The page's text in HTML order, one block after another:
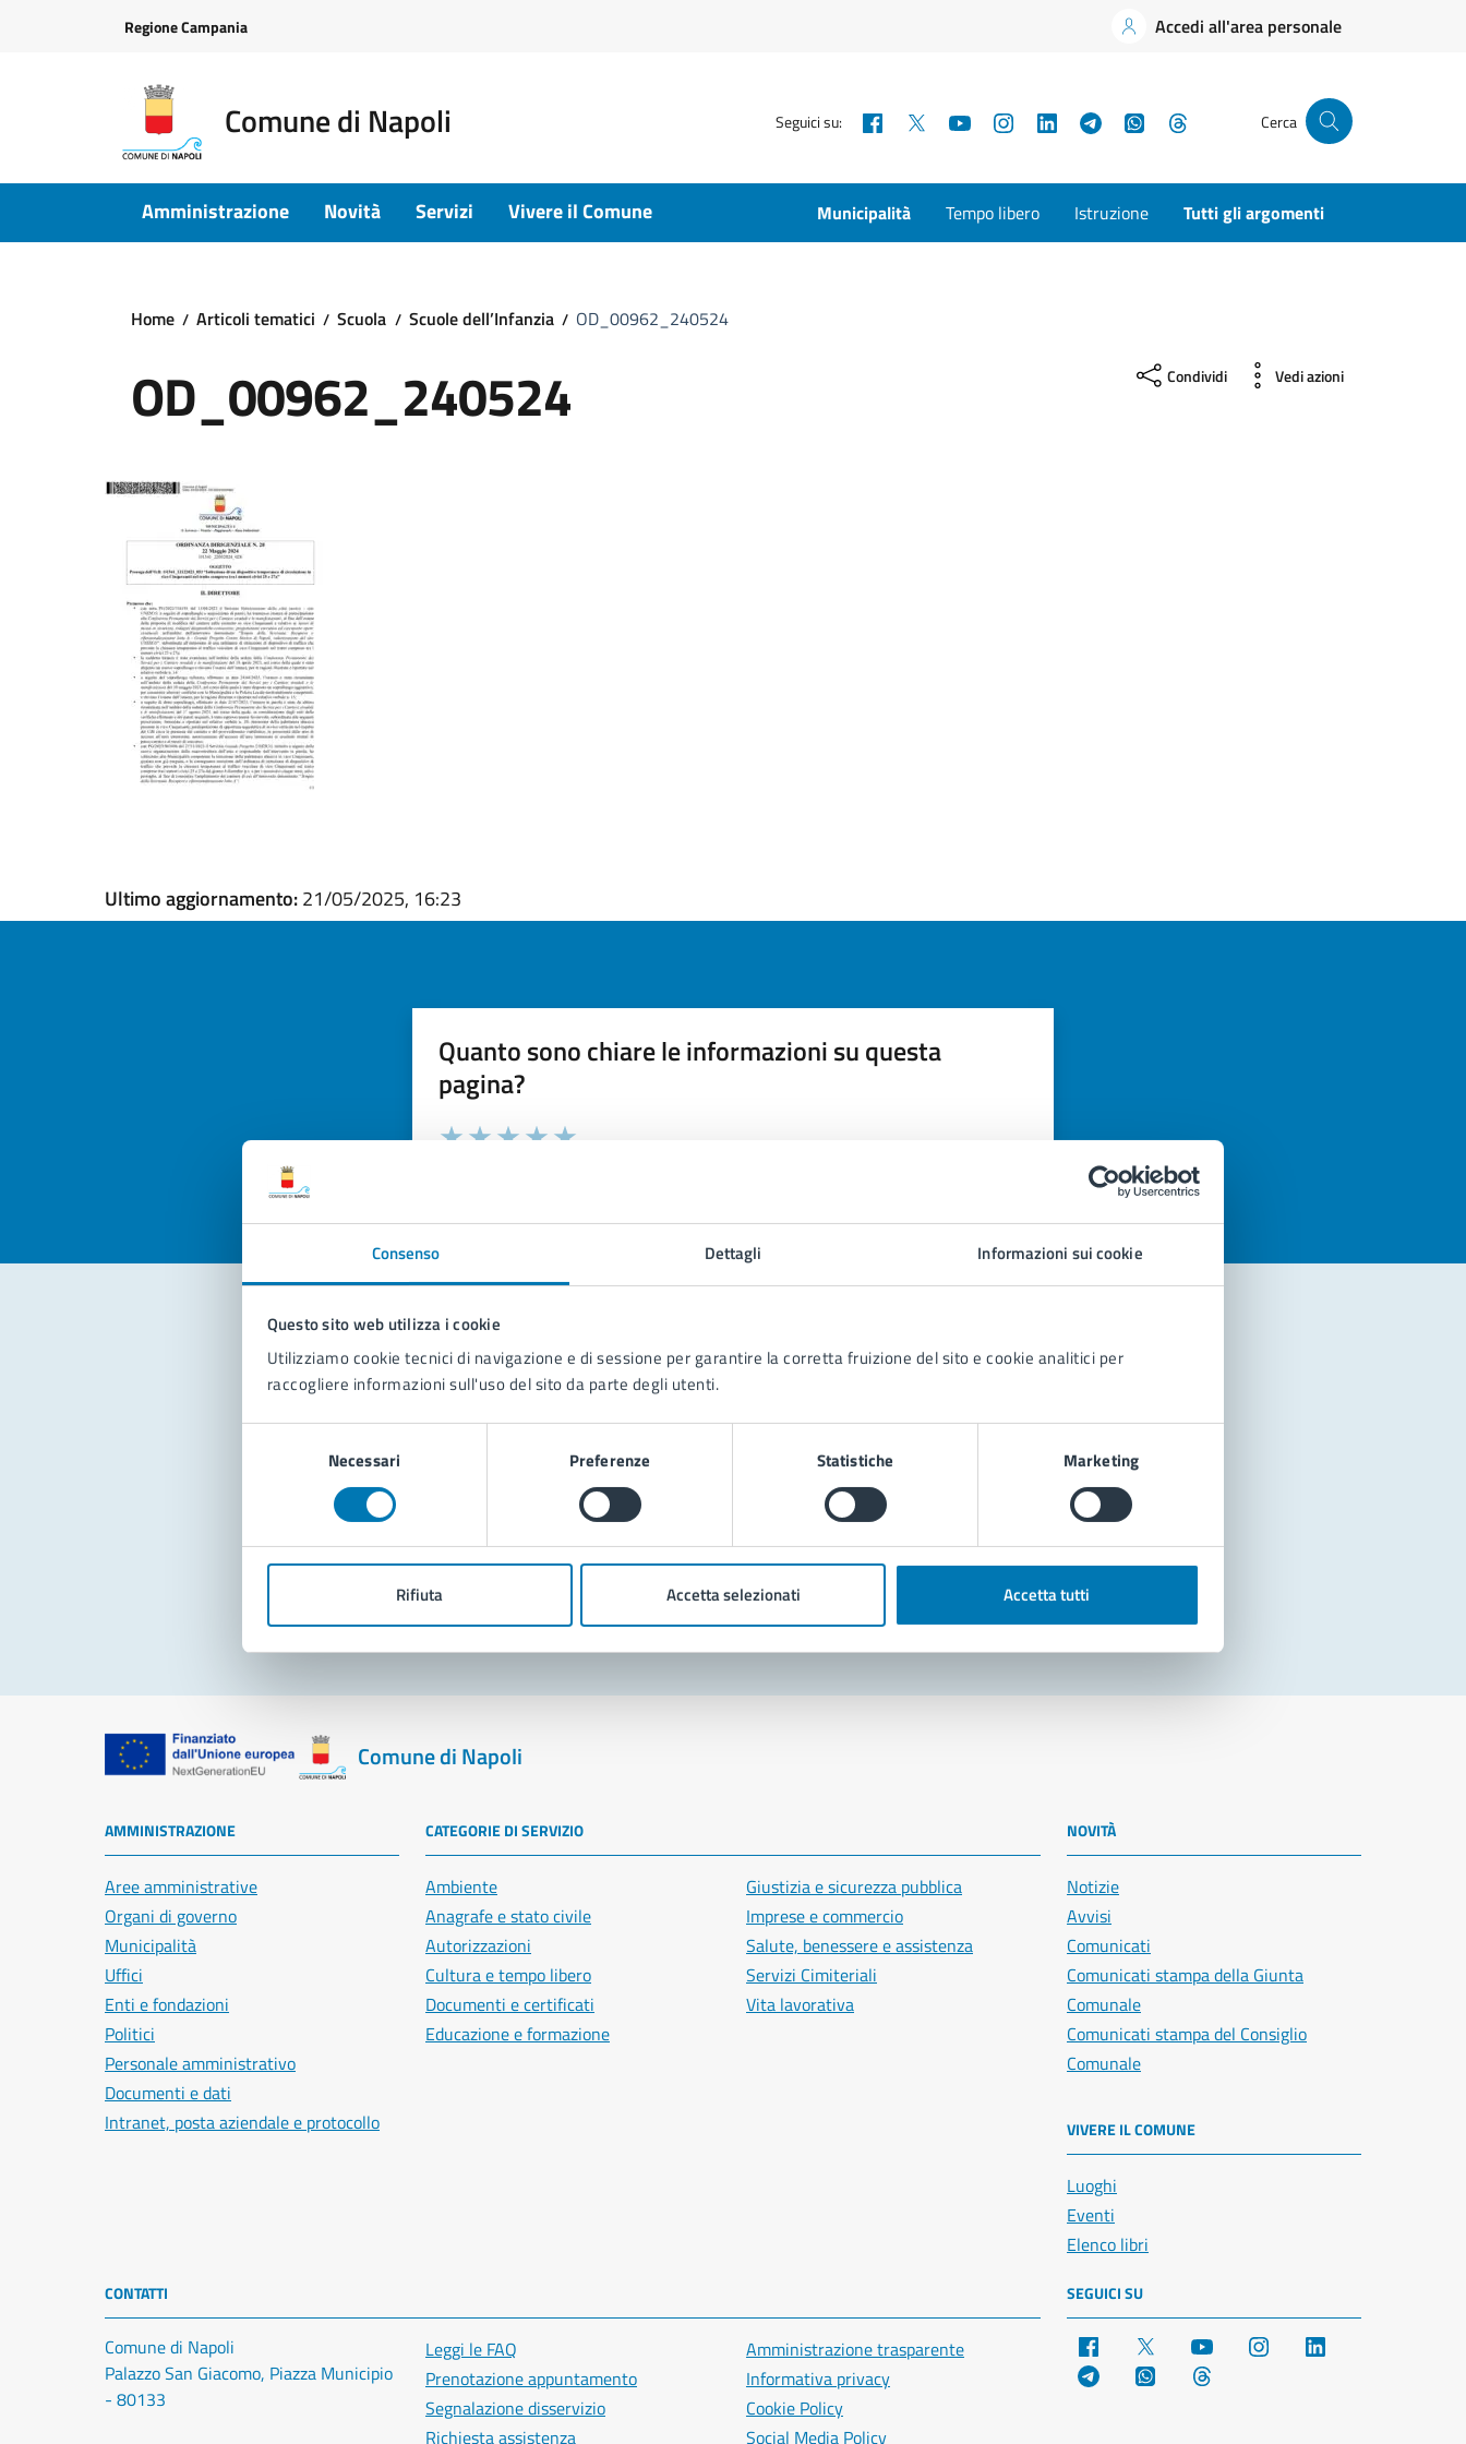
Consenso Dettagli Informazioni sui cookie
Questo sito web utilizza i cookie
Utilizziamo cookie tecnici di navigazione e di sessione per garantire la corretta fruizione del sito e cookie analitici per
raccogliere informazioni sull'uso del sito da parte degli utenti.
Necessari Preferenze Statistiche Marketing
Rifiuta Accetta selezionati Accetta tutti
Regione Campania Accedi all'area personale
Comune di Napoli Seguici su: Facebook YouTubeInstagramLinkedInTelegramWhatsApp Cerca
Amministrazione Novità Servizi Vivere il Comune Municipalità Tempo libero Istruzione Tutti gli argomenti
Home Articoli tematici Scuola Scuole dell’Infanzia OD_00962_240524
OD_00962_240524 Condividi Vedi azioni
Ultimo aggiornamento:21/05/2025, 16:23
Quanto sono chiare le informazioni su questa
pagina?
Valuta la chiarezza delle informazioni (da 1 a 5 stelle)
Seleziona il numero di stelle per valutare la chiarezza delle informazioni
Contatta il comune
Richiedi assistenza
Prenota appuntamento
Problemi in città
Comune di Napoli
AMMINISTRAZIONE
Aree amministrative
Organi di governo
Municipalità
Uffici
Enti e fondazioni
Politici
Personale amministrativo
Documenti e dati
Intranet, posta aziendale e protocollo
CATEGORIE DI SERVIZIO
Ambiente
Anagrafe e stato civile
Autorizzazioni
Cultura e tempo libero
Documenti e certificati
Educazione e formazione
Giustizia e sicurezza pubblica
Imprese e commercio
Salute, benessere e assistenza
Servizi Cimiteriali
Vita lavorativa
NOVITÀ
Notizie
Avvisi
Comunicati
Comunicati stampa della Giunta
Comunale
Comunicati stampa del Consiglio
Comunale
VIVERE IL COMUNE
Luoghi
Eventi
Elenco libri
CONTATTI
Comune di Napoli
Palazzo San Giacomo, Piazza Municipio
- 80133
Leggi le FAQ
Prenotazione appuntamento
Segnalazione disservizio
Richiesta assistenza
Amministrazione trasparente
Informativa privacy
Cookie Policy
Social Media Policy
SEGUICI SU
Facebook YouTube Instagram
Telegram WhatsApp